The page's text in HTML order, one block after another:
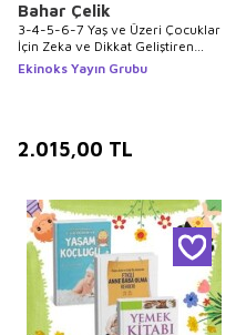
Bahar Çelik
3-4-5-6-7 Yaş ve Üzeri Çocuklar
İçin Zeka ve Dikkat Geliştiren
Rengarenk Akıl Oyunları 10 Kitap
Ekinoks Yayın Grubu
2.015,00 TL